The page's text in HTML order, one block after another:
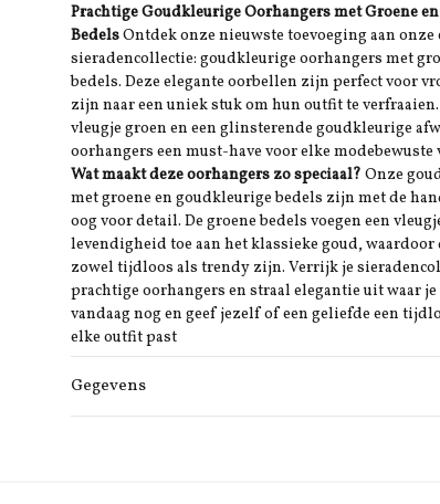
Prachtige Goudkleurige Oorhangers met Groene
BedelsOntdek onze nieuwste toevoeging aan onze
sieradencollectie: goudkleurige oorhangers met
bedels. Deze elegante oorbellen zijn perfect voor
zijn naar een uniek stuk om hun outfit te
vleugje groen en een glinsterende goudkleurige
oorhangers een must-have voor elke modebewuste
Wat maakt deze oorhangers zo speciaal? Onze
met groene en goudkleurige bedels zijn met de
oog voor detail. De groene bedels voegen een
levendigheid toe aan het klassieke goud, waardoor
zowel tijdloos als trendy zijn. Verrijk je
prachtige oorhangers en straal elegantie uit waar je
vandaag nog en geef jezelf of een geliefde een
elke outfit past
Gegevens